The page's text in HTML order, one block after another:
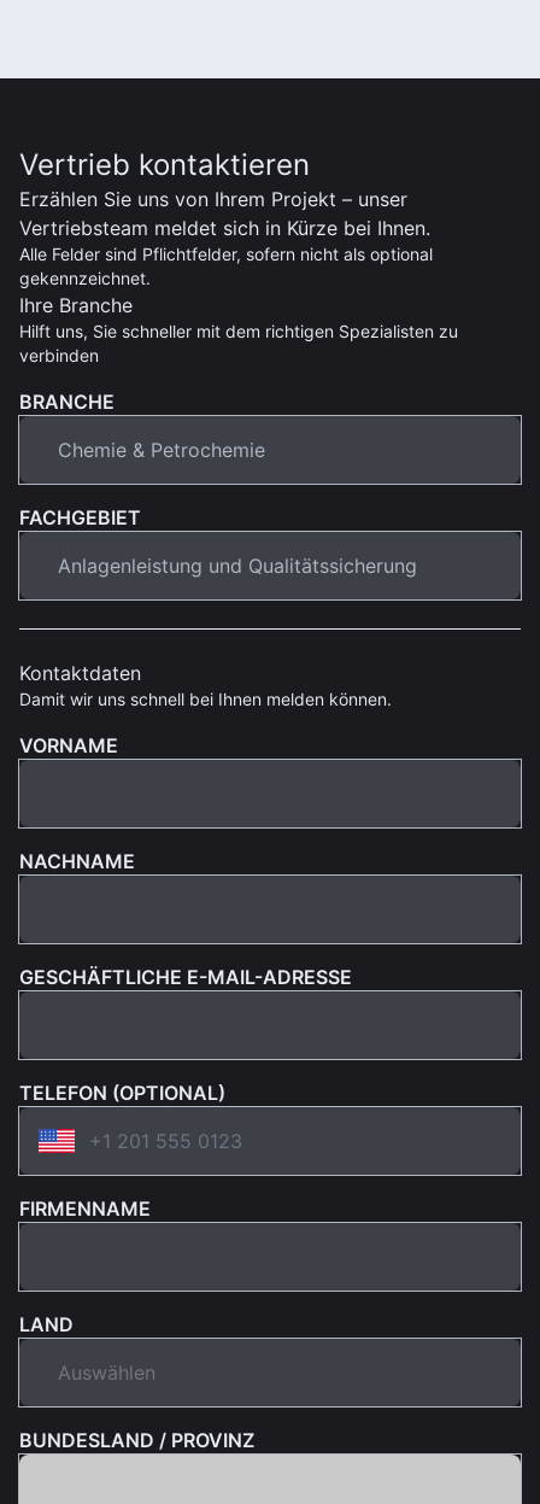
Vertrieb kontaktieren
Erzählen Sie uns von Ihrem Projekt – unser
Vertriebsteam meldet sich in Kürze bei Ihnen.
Alle Felder sind Pflichtfelder, sofern nicht als optional
gekennzeichnet.
Ihre Branche
Hilft uns, Sie schneller mit dem richtigen Spezialisten zu
verbinden
BRANCHE
FACHGEBIET
Kontaktdaten
Damit wir uns schnell bei Ihnen melden können.
VORNAME
NACHNAME
GESCHÄFTLICHE E-MAIL-ADRESSE
TELEFON (OPTIONAL)
FIRMENNAME
LAND
BUNDESLAND / PROVINZ